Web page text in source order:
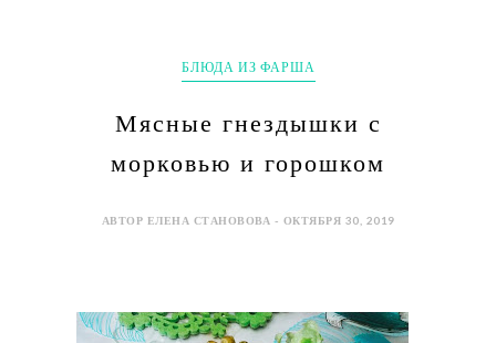
БЛЮДА ИЗ ФАРША
Мясные гнездышки с
морковью и горошком
АВТОР ЕЛЕНА СТАНОВОВА - ОКТЯБРЯ 30, 2019